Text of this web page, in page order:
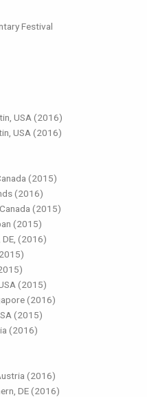
Festival
USA (2016)
USA (2016)
(2015)
(2016)
(2015)
(2015)
DE, (2016)
(2015)
(2016)
(2015)
(2016)
(2016)
DE (2016)